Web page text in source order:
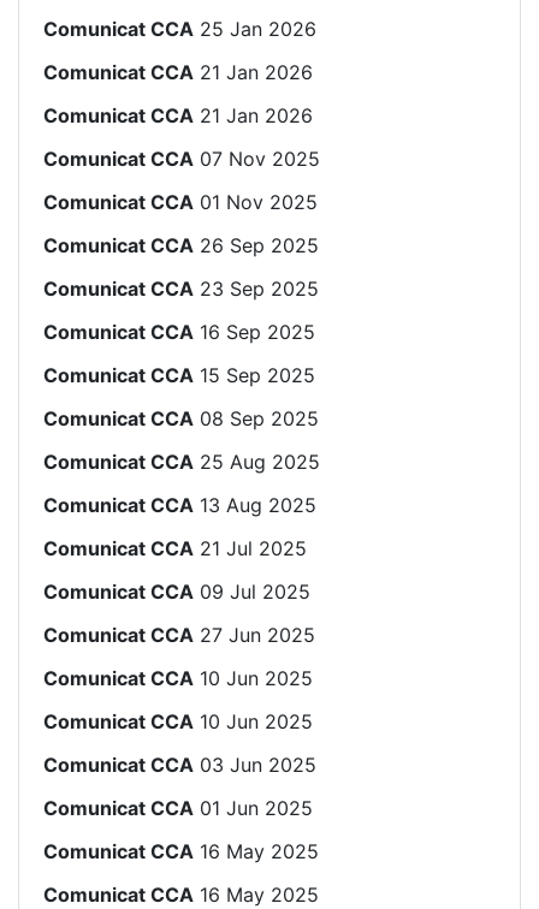
Comunicat CCA 25 Jan 2026
Comunicat CCA 21 Jan 2026
Comunicat CCA 21 Jan 2026
Comunicat CCA 07 Nov 2025
Comunicat CCA 01 Nov 2025
Comunicat CCA 26 Sep 2025
Comunicat CCA 23 Sep 2025
Comunicat CCA 16 Sep 2025
Comunicat CCA 15 Sep 2025
Comunicat CCA 08 Sep 2025
Comunicat CCA 25 Aug 2025
Comunicat CCA 13 Aug 2025
Comunicat CCA 21 Jul 2025
Comunicat CCA 09 Jul 2025
Comunicat CCA 27 Jun 2025
Comunicat CCA 10 Jun 2025
Comunicat CCA 10 Jun 2025
Comunicat CCA 03 Jun 2025
Comunicat CCA 01 Jun 2025
Comunicat CCA 16 May 2025
Comunicat CCA 16 May 2025